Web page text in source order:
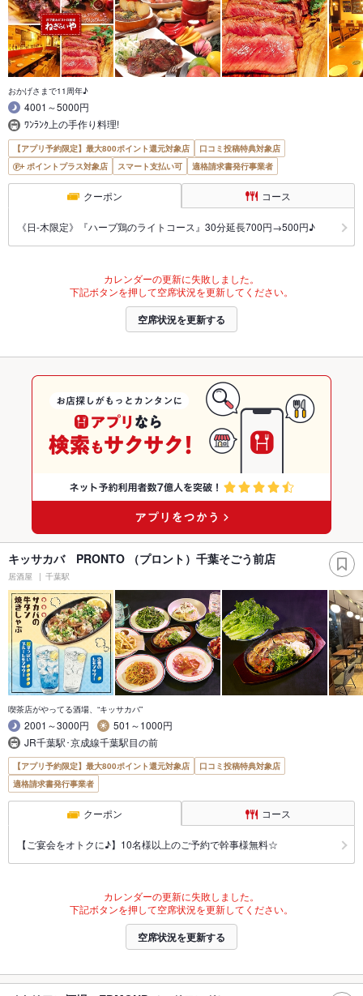
おかげさまで11周年♪
4001～5000円
ﾜﾝﾗﾝｸ上の手作り料理!
【アプリ予約限定】最大800ポイント還元対象店
口コミ投稿特典対象店
ポイントプラス対象店
スマート支払い可 適格請求書発行事業者
クーポン コース
《日-木限定》『ハーブ鶏のライトコース』30分延長700円→500円♪
カレンダーの更新に失敗しました。
下記ボタンを押して空席状況を更新してください。
空席状況を更新する
キッサカバ PRONTO （プロント）千葉そごう前店
居酒屋 千葉駅
喫茶店がやってる酒場、“キッサカバ”
2001～3000円
501～1000円
JR千葉駅･京成線千葉駅目の前
【アプリ予約限定】最大800ポイント還元対象店
口コミ投稿特典対象店
適格請求書発行事業者
クーポン コース
【ご宴会をオトクに♪】10名様以上のご予約で幹事様無料☆
カレンダーの更新に失敗しました。
下記ボタンを押して空席状況を更新してください。
空席状況を更新する